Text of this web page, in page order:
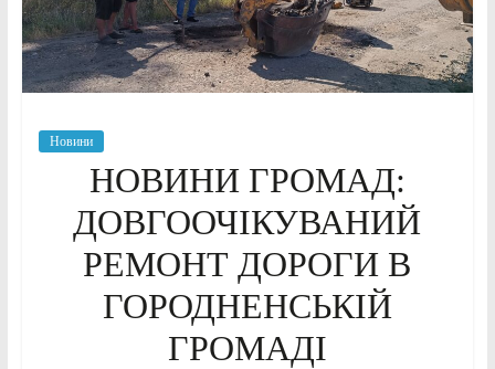
Новини
НОВИНИ ГРОМАД:
ДОВГООЧІКУВАНИЙ
РЕМОНТ ДОРОГИ В
ГОРОДНЕНСЬКІЙ
ГРОМАДІ